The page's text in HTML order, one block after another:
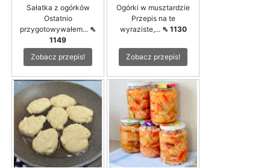
Sałatka z ogórków
Ostatnio
przygotowywałem... ⇖
1149
Zobacz przepis!
Ogórki w musztardzie
Przepis na te
wyraziste,... ⇖ 1130
Zobacz przepis!